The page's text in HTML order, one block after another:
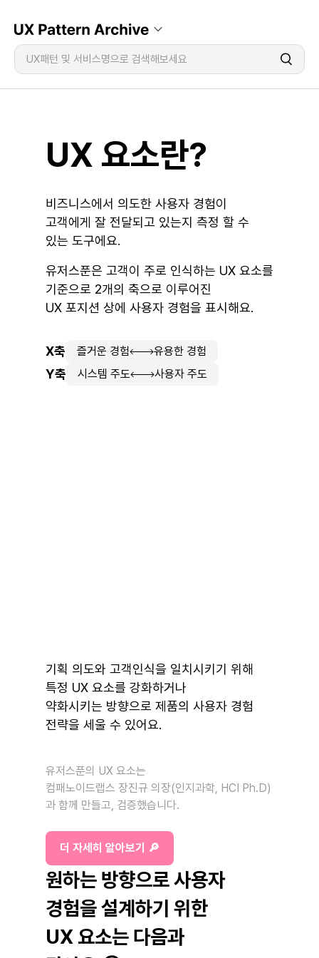
UX 요소란?
비즈니스에서 의도한 사용자 경험이
고객에게 잘 전달되고 있는지 측정 할 수
있는 도구에요.
유저스푼은 고객이 주로 인식하는 UX 요소를
기준으로 2개의 축으로 이루어진
UX 포지션 상에 사용자 경험을 표시해요.
X축 즐거운 경험 유용한 경험
Y축 시스템 주도 사용자 주도
기획 의도와 고객인식을 일치시키기 위해
특정 UX 요소를 강화하거나
약화시키는 방향으로 제품의 사용자 경험
전략을 세울 수 있어요.
유저스푼의 UX 요소는
컴패노이드랩스 장진규 의장(인지과학, HCI Ph.D)
과 함께 만들고, 검증했습니다.
더 자세히 알아보기 🔎
원하는 방향으로 사용자
경험을 설계하기 위한
UX 요소는 다음과